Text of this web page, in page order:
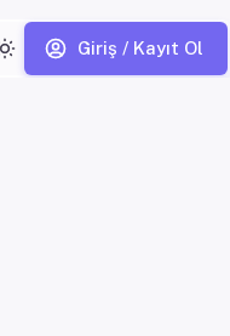
Giriş / Kayıt Ol